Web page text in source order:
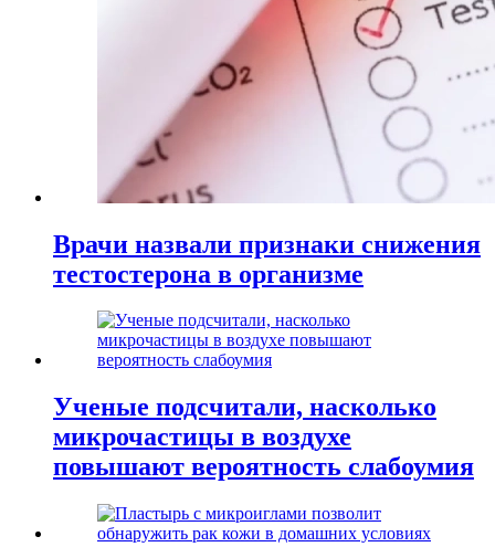
Врачи назвали признаки снижения
тестостерона в организме
Ученые подсчитали, насколько
микрочастицы в воздухе
повышают вероятность слабоумия